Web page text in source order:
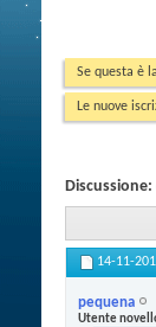
Se questa è
Le nuove
Discussione:
14-11-
pequena
Utente